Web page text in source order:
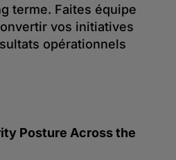
terme. Faites équipe
vos initiatives
opérationnels
Posture Across the